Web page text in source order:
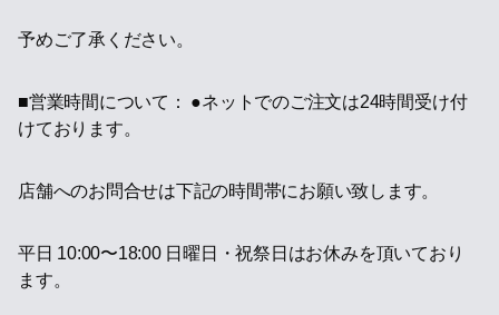
予めご了承ください。
■営業時間について： ●ネットでのご注文は24時間受け付
けております。
店舗へのお問合せは下記の時間帯にお願い致します。
平日 10:00〜18:00 日曜日・祝祭日はお休みを頂いており
ます。